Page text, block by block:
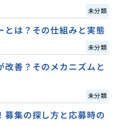
未分類
とは？その仕組みと実態
未分類
改善？そのメカニズムと
未分類
募集の探し方と応募時の